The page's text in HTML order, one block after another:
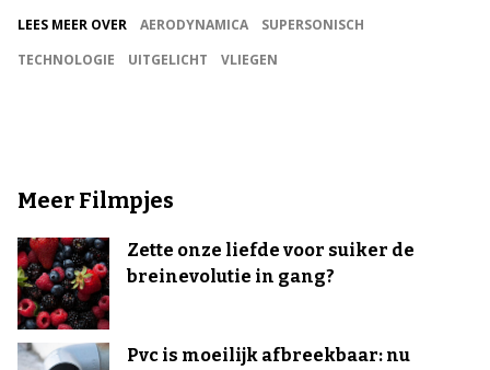
LEES MEER OVER AERODYNAMICA
SUPERSONISCH
TECHNOLOGIE
UITGELICHT VLIEGEN
Meer Filmpjes
Zette onze liefde voor suiker de
breinevolutie in gang?
Pvc is moeilijk afbreekbaar: nu